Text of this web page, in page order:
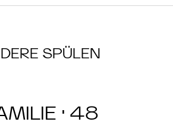
SPÜLEN
· 48